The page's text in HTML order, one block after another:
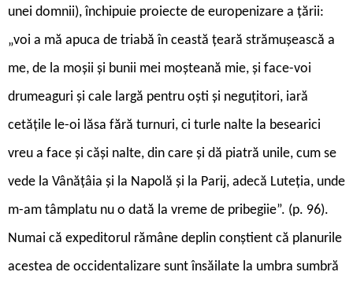
unei domnii), închipuie proiecte de europenizare a țării:
„voi a mă apuca de triabă în ceastă țeară strămușească a
me, de la moșii și bunii mei moșteană mie, și face-voi
drumeaguri și cale largă pentru oști și neguțitori, iară
cetățile le-oi lăsa fără turnuri, ci turle nalte la besearici
vreu a face și căși nalte, din care și dă piatră unile, cum se
vede la Vânățâia și la Napolă și la Parij, adecă Luteția, unde
m-am tâmplatu nu o dată la vreme de pribegiie”. (p. 96).
Numai că expeditorul rămâne deplin conștient că planurile
acestea de occidentalizare sunt însăilate la umbra sumbră